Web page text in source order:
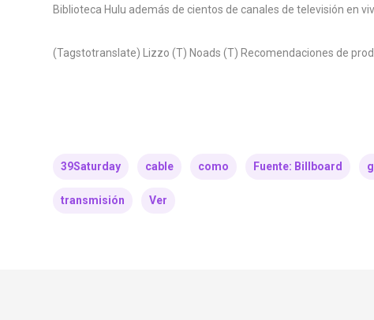
Biblioteca Hulu además de cientos de canales de televisión en
(Tagstotranslate) Lizzo (T) Noads (T) Recomendaciones de
39Saturday cable como Fuente: Billboard
transmisión Ver